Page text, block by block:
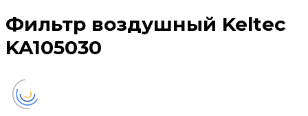
Фильтр воздушный Keltec
KA105030